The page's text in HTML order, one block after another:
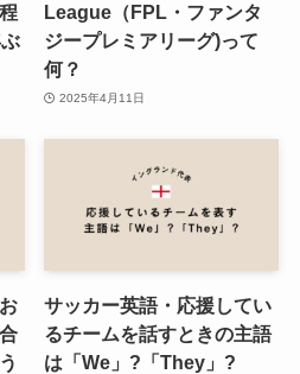
League（FPL・ファンタ
ジープレミアリーグ)って
何？
2025年4月11日
サッカー英語・応援してい
るチームを話すときの主語
は「We」?「They」?